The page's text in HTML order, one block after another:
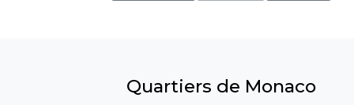
Quartiers de Monaco